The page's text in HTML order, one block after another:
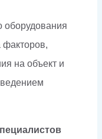
факторов,
на объект и